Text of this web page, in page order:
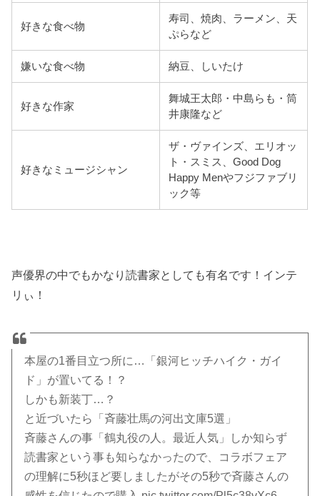
好きな食べ物
寿司、焼肉、ラーメン、天
ぷらなど
嫌いな食べ物 納豆、しいたけ
好きな作家
舞城王太郎・中島らも・筒
井康隆など
好きなミュージシャン
ザ・ヴァインズ 、エリオッ
ト・スミス、Good Dog
Happy Menやフジファブリ
ック等
声優界の中でもかなり読書家としても有名です！インテ
リぃ！
本屋の1番目立つ所に…「銀河ヒッチハイク・ガイ
ド」が置いてる！？
しかも新装丁…？
と近づいたら「斉藤壮馬の河出文庫5選」
斉藤さんの事「鶴丸役の人。最近人気」しか知らず
読書家という事も知らなかったので、コラボフェア
の理解に5秒ほど要しましたがその5秒で斉藤さんの